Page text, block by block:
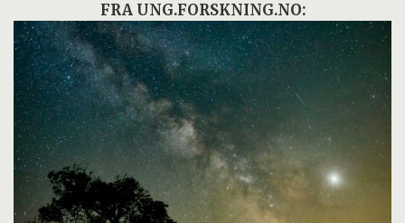
FRA UNG.FORSKNING.NO: